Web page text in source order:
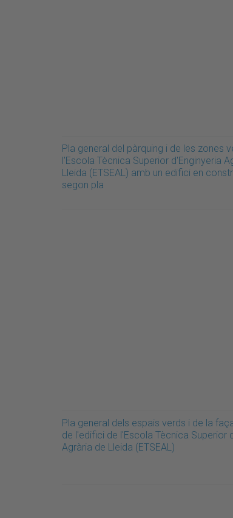
Pla general del pàrquing i de les zones
l'Escola Tècnica Superior d'Enginyeria
Lleida (ETSEAL) amb un edifici en
segon pla
Pla general dels espais verds i de la
de l'edifici de l'Escola Tècnica Superior
Agrària de Lleida (ETSEAL)